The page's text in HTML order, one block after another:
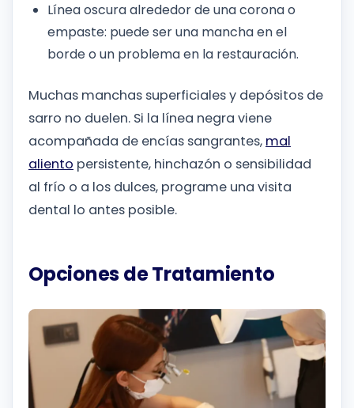
Línea oscura alrededor de una corona o
empaste: puede ser una mancha en el
borde o un problema en la restauración.
Muchas manchas superficiales y depósitos de
sarro no duelen. Si la línea negra viene
acompañada de encías sangrantes, mal
aliento persistente, hinchazón o sensibilidad
al frío o a los dulces, programe una visita
dental lo antes posible.
Opciones de Tratamiento